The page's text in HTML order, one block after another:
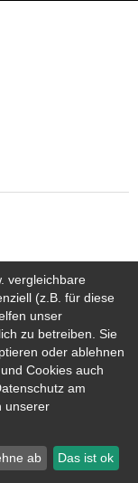
E:HEV
& E:PHEV
vergleichbare
(z.B. für diese
unser
zu betreiben. Sie
oder ablehnen
Cookies auch
am
unserer
ab Das ist ok